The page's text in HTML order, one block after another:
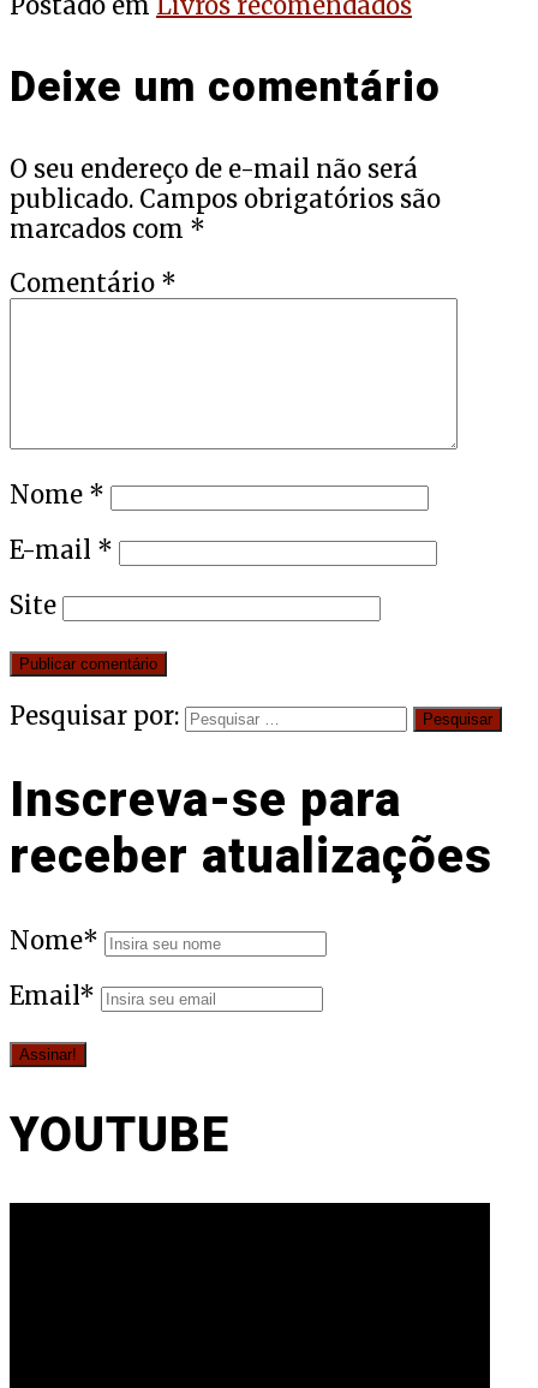
Deixe um comentário
O seu endereço de e-mail não será
publicado. Campos obrigatórios são
marcados com *
Comentário *
Nome *
E-mail *
Site
Pesquisar por:
Inscreva-se para
receber atualizações
Nome*
Email*
YOUTUBE